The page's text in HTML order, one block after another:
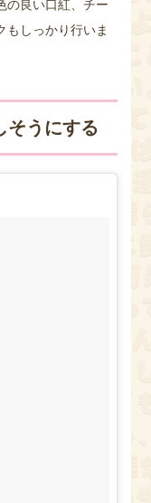
の良い口紅、チー
もしっかり行いま
そうにする